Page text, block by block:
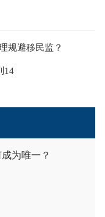
规避移民监？
14
为唯一？